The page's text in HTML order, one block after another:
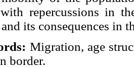
with repercussions in
and its consequences in
Migration, age
border.